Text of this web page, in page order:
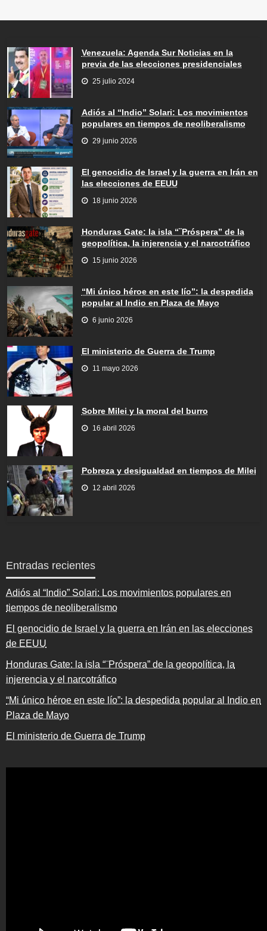
Venezuela: Agenda Sur Noticias en la
previa de las elecciones presidenciales
25 julio 2024
Adiós al “Indio” Solari: Los movimientos
populares en tiempos de neoliberalismo
29 junio 2026
El genocidio de Israel y la guerra en Irán en
las elecciones de EEUU
18 junio 2026
Honduras Gate: la isla “¨Próspera” de la
geopolítica, la injerencia y el narcotráfico
15 junio 2026
“Mi único héroe en este lío”: la despedida
popular al Indio en Plaza de Mayo
6 junio 2026
El ministerio de Guerra de Trump
11 mayo 2026
Sobre Milei y la moral del burro
16 abril 2026
Pobreza y desigualdad en tiempos de Milei
12 abril 2026
Entradas recientes
Adiós al “Indio” Solari: Los movimientos populares en
tiempos de neoliberalismo
El genocidio de Israel y la guerra en Irán en las elecciones
de EEUU
Honduras Gate: la isla “¨Próspera” de la geopolítica, la
injerencia y el narcotráfico
“Mi único héroe en este lío”: la despedida popular al Indio en
Plaza de Mayo
El ministerio de Guerra de Trump